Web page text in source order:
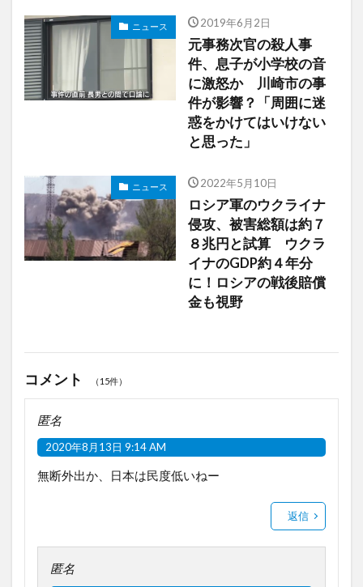
ニュース 2019年6月2日
元事務次官の殺人事
件、息子が小学校の音
に激怒か 川崎市の事
件が影響？「周囲に迷
惑をかけてはいけない
と思った」
ニュース 2022年5月10日
ロシア軍のウクライナ
侵攻、被害総額は約７
８兆円と試算 ウクラ
イナのGDP約４年分
に！ロシアの戦後賠償
金も視野
コメント （15件）
匿名
2020年8月13日 9:14 AM
無断外出か、日本は民度低いねー
返信
匿名